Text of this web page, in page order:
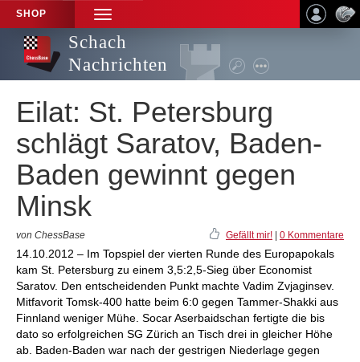
SHOP
TOGGLE
NAVIGATION
Schach
Nachrichten
Eilat: St. Petersburg
schlägt Saratov, Baden-
Baden gewinnt gegen
Minsk
von ChessBase Gefällt mir! 0 Kommentare
14.10.2012 – Im Topspiel der vierten Runde des Europapokals
kam St. Petersburg zu einem 3,5:2,5-Sieg über Economist
Saratov. Den entscheidenden Punkt machte Vadim Zvjaginsev.
Mitfavorit Tomsk-400 hatte beim 6:0 gegen Tammer-Shakki aus
Finnland weniger Mühe. Socar Aserbaidschan fertigte die bis
dato so erfolgreichen SG Zürich an Tisch drei in gleicher Höhe
ab. Baden-Baden war nach der gestrigen Niederlage gegen